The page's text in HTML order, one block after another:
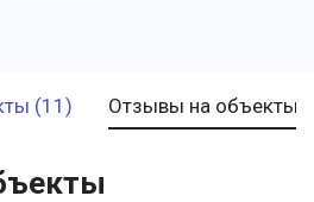
(11) Отзывы на объекты